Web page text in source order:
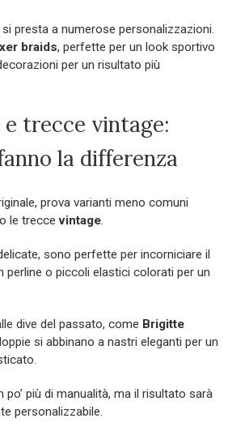
presta a numerose personalizzazioni.
braids, perfette per un look sportivo
per un risultato più
trecce vintage:
la differenza
prova varianti meno comuni
o le treccevintage
sono perfette per incorniciare il
perline o piccoli elastici colorati per un
dive del passato, come Brigitte
si abbinano a nastri eleganti per un
più di manualità, ma il risultato sarà
personalizzabile.